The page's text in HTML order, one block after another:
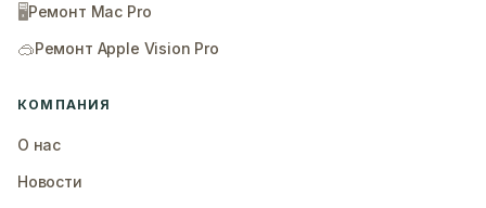
🖥️Ремонт Mac Pro
🥽Ремонт Apple Vision Pro
КОМПАНИЯ
О нас
Новости